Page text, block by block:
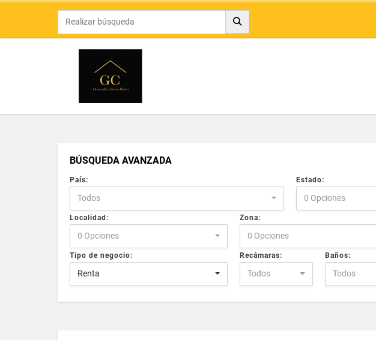
BÚSQUEDA AVANZADA
País:
Todos
Estado:
0 Opciones
Localidad:
0 Opciones
Zona:
0 Opciones
Tipo de negocio:
Renta
Recámaras:
Todos
Baños:
Todos